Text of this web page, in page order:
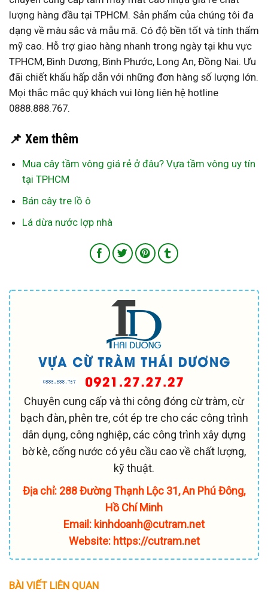
lượng hàng đầu tại TPHCM. Sản phẩm của chúng tôi đa
dạng về màu sắc và mẫu mã. Có độ bền tốt và tính thẩm
mỹ cao. Hỗ trợ giao hàng nhanh trong ngày tại khu vực
TPHCM, Bình Dương, Bình Phước, Long An, Đồng Nai. Ưu
đãi chiết khấu hấp dẫn với những đơn hàng số lượng lớn.
Mọi thắc mắc quý khách vui lòng liên hệ hotline
0888.888.767.
📌 Xem thêm
Mua cây tầm vông giá rẻ ở đâu? Vựa tầm vông uy tín
tại TPHCM
Bán cây tre lồ ô
Lá dừa nước lợp nhà
Chuyên cung cấp và thi công đóng cừ tràm, cừ
bạch đàn, phên tre, cót ép tre cho các công trình
dân dụng, công nghiệp, các công trình xây dựng
bờ kè, cống nước có yêu cầu cao về chất lượng,
kỹ thuật.
Địa chỉ: 288 Đường Thạnh Lộc 31, An Phú Đông,
Hồ Chí Minh
Email: kinhdoanh@cutram.net
Website: https://cutram.net
BÀI VIẾT LIÊN QUAN